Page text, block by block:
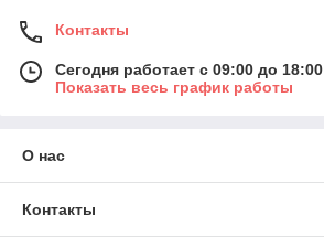
Контакты
Сегодня работает с 09:00 до 18:00
Показать весь график работы
О нас
Контакты